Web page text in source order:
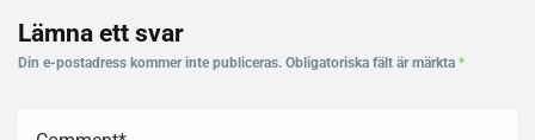
Lämna ett svar
Din e-postadress kommer inte publiceras. Obligatoriska fält är märkta *